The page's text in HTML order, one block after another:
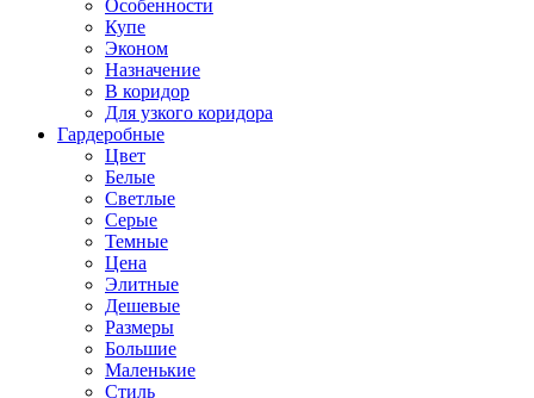
Особенности
Купе
Эконом
Назначение
В коридор
Для узкого коридора
Гардеробные
Цвет
Белые
Светлые
Серые
Темные
Цена
Элитные
Дешевые
Размеры
Большие
Маленькие
Стиль